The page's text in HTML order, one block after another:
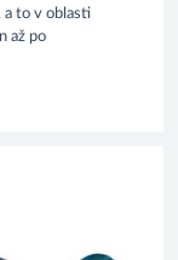
to v oblasti
až po